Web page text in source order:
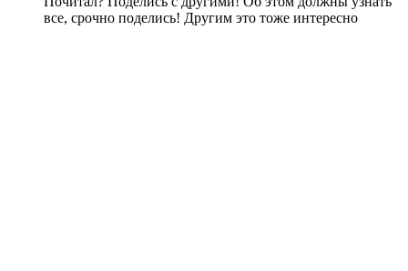
все, срочно поделись! Другим это тоже интересно